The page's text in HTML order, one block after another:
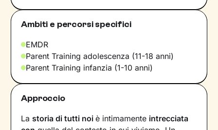
Ambiti e percorsi specifici
EMDR
Parent Training adolescenza (11-18 anni)
Parent Training infanzia (1-10 anni)
Approccio
La storia di tutti noiè intimamente intrecciata